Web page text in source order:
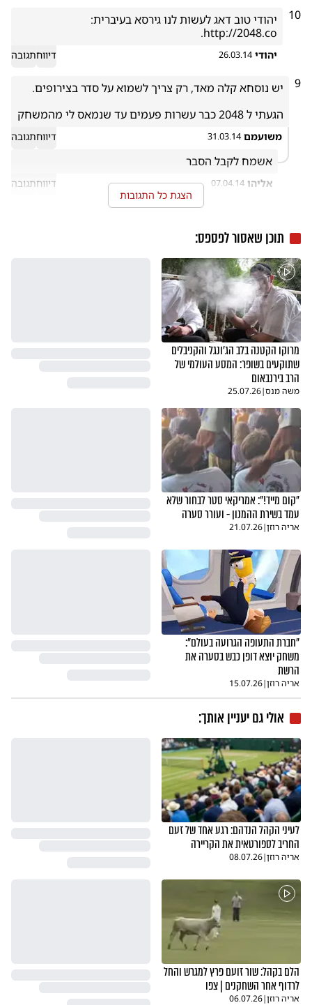
10
http://2048.co.
יהודי 26.03.14 דיווחתגובה
9
הגעתי ל 2048 כבר עשרות פעמים עד שנמאס לי מהמשחק
משועמם 31.03.14 דיווחתגובה
אשמח לקבל הסבר
אליהו 07.04.14 דיווחתגובה
משה אבתן 18.03.14
הצגת כל התגובות
תוכן שאסור לפספס:
מרוקו הקטנה בלב הג'ונגל והקניבלים
שתוקעים בשופר: המסע העולמי של
הרב בירנבאום
משה מנס|
25.07.26
"קום מייד!": אמריקאי סטר לבחור שלא
עמד בשירת ההמנון - ועורר סערה
אריה רוזן|
21.07.26
"חברת התעופה הגרועה בעולם":
משחק יוצא דופן כבש בסערה את
הרשת
אריה רוזן|
15.07.26
אולי גם יעניין אותך:
לעיני הקהל הנדהם: רגע אחד של זעם
החריב לספורטאית את הקריירה
אריה רוזן|
08.07.26
הלם בקהל: שור זועם פרץ למגרש והחל
לרדוף אחר השחקנים | צפו
אריה רוזן|
06.07.26